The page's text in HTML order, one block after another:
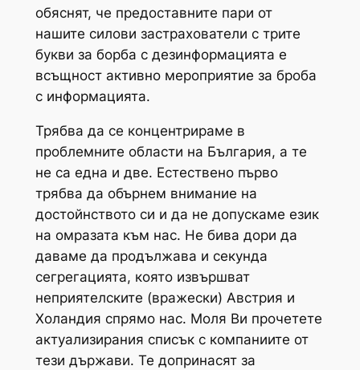
обяснят, че предоставните пари от
нашите силови застрахователи с трите
букви за борба с дезинформацията е
всъщност активно мероприятие за броба
с информацията.
Трябва да се концентрираме в
проблемните области на България, а те
не са една и две. Естествено първо
трябва да обърнем внимание на
достойнството си и да не допускаме език
на омразата към нас. Не бива дори да
даваме да продължава и секунда
сегрегацията, която извършват
неприятелските (вражески) Австрия и
Холандия спрямо нас. Моля Ви прочетете
актуализирания списък с компаниите от
тези държави. Те допринасят за